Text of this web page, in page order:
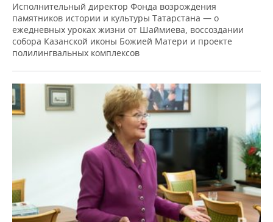
Исполнительный директор Фонда возрождения
памятников истории и культуры Татарстана — о
ежедневных уроках жизни от Шаймиева, воссоздании
собора Казанской иконы Божией Матери и проекте
полилингвальных комплексов